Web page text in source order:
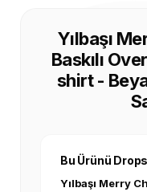
Yılbaşı
Baskılı
shirt -
Bu Ürünü
Yılbaşı Merry